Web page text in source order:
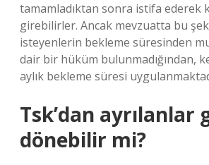
tamamladıktan sonra istifa ederek
girebilirler. Ancak mevzuatta bu
isteyenlerin bekleme süresinden
dair bir hüküm bulunmadığından,
aylık bekleme süresi
Tsk’dan ayrılanlar
dönebilir mi?